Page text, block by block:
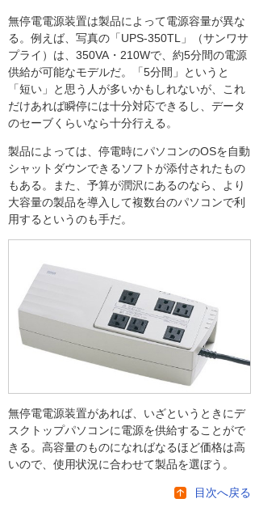
無停電電源装置は製品によって電源容量が異な
る。例えば、写真の「UPS-350TL」（サンワサ
プライ）は、350VA・210Wで、約5分間の電源
供給が可能なモデルだ。「5分間」というと
「短い」と思う人が多いかもしれないが、これ
だけあれば瞬停には十分対応できるし、データ
のセーブくらいなら十分行える。
製品によっては、停電時にパソコンのOSを自動
シャットダウンできるソフトが添付されたもの
もある。また、予算が潤沢にあるのなら、より
大容量の製品を導入して複数台のパソコンで利
用するというのも手だ。
無停電電源装置があれば、いざというときにデ
スクトップパソコンに電源を供給することがで
きる。高容量のものになればなるほど価格は高
いので、使用状況に合わせて製品を選ぼう。
目次へ戻る